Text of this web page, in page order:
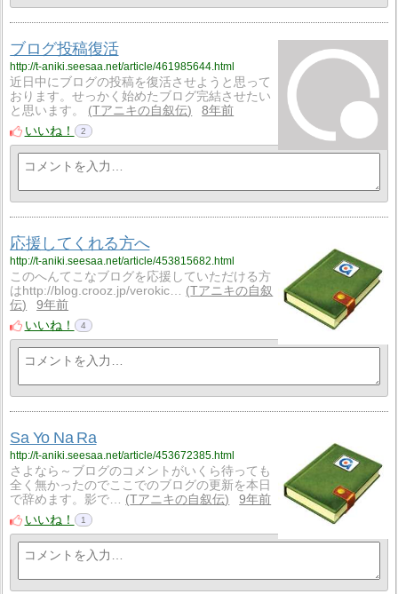
ブログ投稿復活
http://t-aniki.seesaa.net/article/461985644.html
近日中にブログの投稿を復活させようと思って
おります。せっかく始めたブログ完結させたい
と思います。
Tアニキの自叙伝
8年前
いいね！
2
応援してくれる方へ
http://t-aniki.seesaa.net/article/453815682.html
このへんてこなブログを応援していただける方
はhttp://blog.crooz.jp/verokic…
Tアニキの自叙
伝
9年前
いいね！
4
Sa Yo Na Ra
http://t-aniki.seesaa.net/article/453672385.html
さよなら～ブログのコメントがいくら待っても
全く無かったのでここでのブログの更新を本日
で辞めます。影で…
Tアニキの自叙伝
9年前
いいね！
1